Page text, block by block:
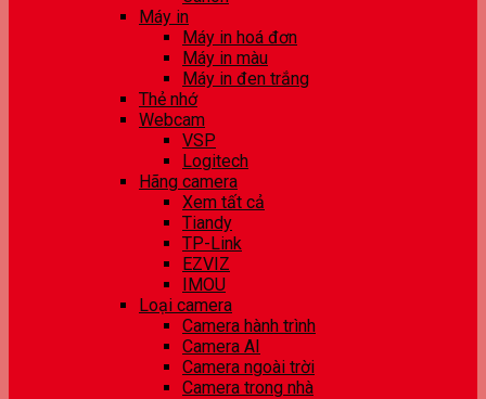
Máy in
Máy in hoá đơn
Máy in màu
Máy in đen trắng
Thẻ nhớ
Webcam
VSP
Logitech
Hãng camera
Xem tất cả
Tiandy
TP-Link
EZVIZ
IMOU
Loại camera
Camera hành trình
Camera AI
Camera ngoài trời
Camera trong nhà